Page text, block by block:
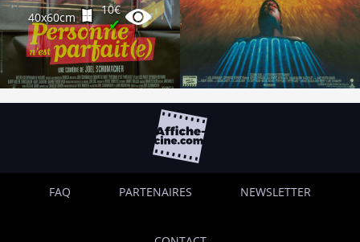
40x60cm
10€
✔
FAQ PARTENAIRES NEWSLETTER